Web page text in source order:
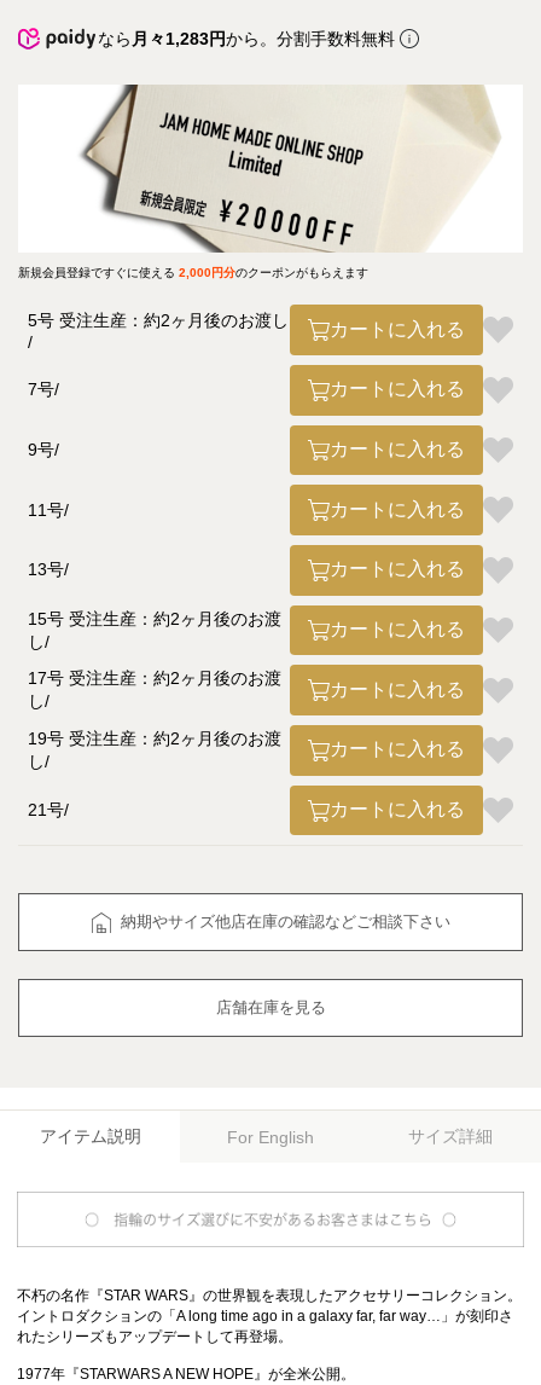
なら 月々1,283円から。分割手数料無料
新規会員登録ですぐに使える 2,000円分のクーポンがもらえます
5号 受注生産：約2ヶ月後のお渡し カートに入れる
7号 カートに入れる
9号 カートに入れる
11号 カートに入れる
13号 カートに入れる
15号 受注生産：約2ヶ月後のお渡
し
カートに入れる
17号 受注生産：約2ヶ月後のお渡
し
カートに入れる
19号 受注生産：約2ヶ月後のお渡
し
カートに入れる
21号 カートに入れる
納期やサイズ他店在庫の確認などご相談下さい
店舗在庫を見る
アイテム説明 For English サイズ詳細
不朽の名作『STAR WARS』の世界観を表現したアクセサリーコレクション。
イントロダクションの「A long time ago in a galaxy far, far way…」が刻印さ
れたシリーズもアップデートして再登場。
1977年『STARWARS A NEW HOPE』が全米公開。